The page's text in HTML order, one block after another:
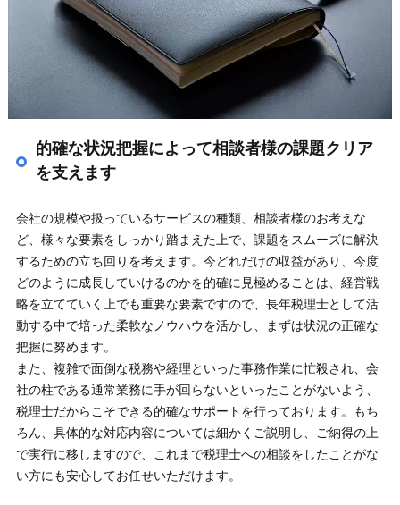
的確な状況把握によって相談者様の課題クリア
を支えます
会社の規模や扱っているサービスの種類、相談者様のお考えな
ど、様々な要素をしっかり踏まえた上で、課題をスムーズに解決
するための立ち回りを考えます。今どれだけの収益があり、今度
どのように成長していけるのかを的確に見極めることは、経営戦
略を立てていく上でも重要な要素ですので、長年税理士として活
動する中で培った柔軟なノウハウを活かし、まずは状況の正確な
把握に努めます。
また、複雑で面倒な税務や経理といった事務作業に忙殺され、会
社の柱である通常業務に手が回らないといったことがないよう、
税理士だからこそできる的確なサポートを行っております。もち
ろん、具体的な対応内容については細かくご説明し、ご納得の上
で実行に移しますので、これまで税理士への相談をしたことがな
い方にも安心してお任せいただけます。